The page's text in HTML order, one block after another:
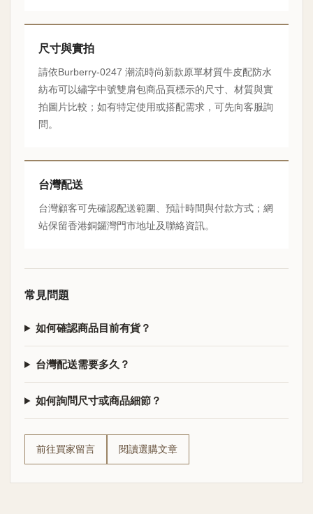
尺寸與實拍
請依Burberry-0247 潮流時尚新款原單材質牛皮配防水
紡布可以繡字中號雙肩包商品頁標示的尺寸、材質與實
拍圖片比較；如有特定使用或搭配需求，可先向客服詢
問。
台灣配送
台灣顧客可先確認配送範圍、預計時間與付款方式；網
站保留香港銅鑼灣門市地址及聯絡資訊。
常見問題
如何確認商品目前有貨？
台灣配送需要多久？
如何詢問尺寸或商品細節？
前往買家留言 閱讀選購文章